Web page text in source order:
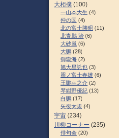
大相撲 (100)
一山本大生 (4)
仲の国 (4)
北の富士勝昭 (11)
北青鵬 治 (6)
大砂嵐 (6)
大鵬 (28)
御嶽海 (2)
旭大星託也 (3)
照ノ富士春雄 (6)
王鵬幸之介 (2)
琴紺野優紀 (13)
白鵬 (17)
矢後太規 (4)
宇宙 (234)
川柳コーナー (235)
俳句会 (20)